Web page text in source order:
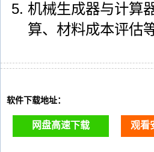
机械生成器与计算
算、材料成本评估
软件下载地址：
网盘高速下载 观看